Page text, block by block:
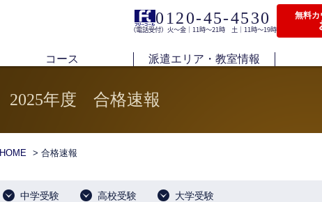
0120-45-4530
（電話受付）火〜金｜11時〜21時 土｜11時〜19時
無料カ
コース 派遣エリア・教室情報
2025年度 合格速報
HOME > 合格速報
中学受験 高校受験 大学受験